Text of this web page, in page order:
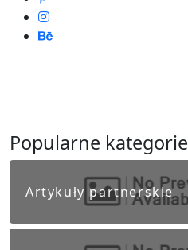
Popularne kategorie
Artykuły partnerskie